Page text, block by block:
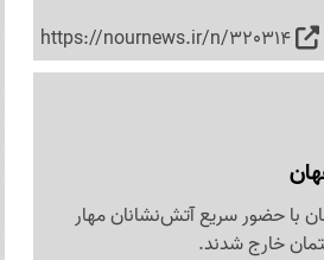
https://nournews.ir/n/320314
حضور سریع آتش‌نشانان مهار